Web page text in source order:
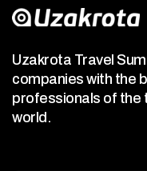
Uzakrota Travel
companies with the
professionals of the
world.